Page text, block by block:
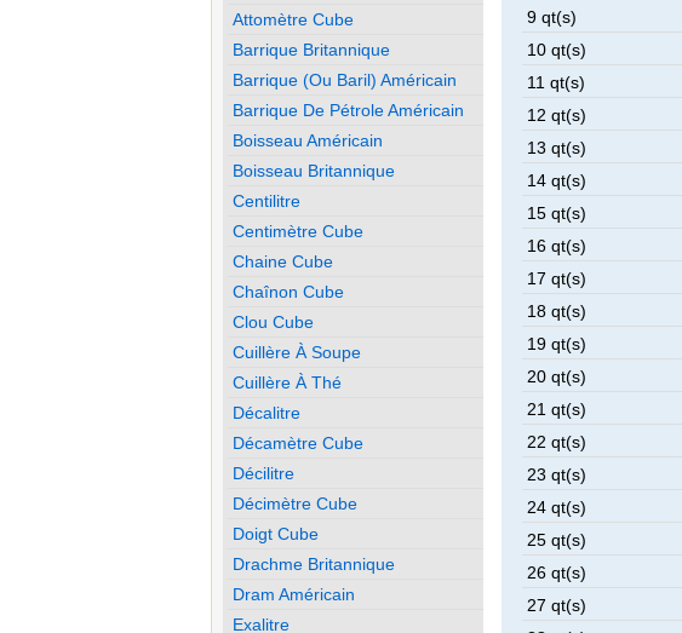
9 qt(s)
10 qt(s)
11 qt(s)
12 qt(s)
13 qt(s)
14 qt(s)
15 qt(s)
16 qt(s)
17 qt(s)
18 qt(s)
19 qt(s)
20 qt(s)
21 qt(s)
22 qt(s)
23 qt(s)
24 qt(s)
25 qt(s)
26 qt(s)
27 qt(s)
Attomètre Cube
Barrique Britannique
Barrique (ou Baril) Américain
Barrique De Pétrole Américain
Boisseau Américain
Boisseau Britannique
Centilitre
Centimètre Cube
Chaine Cube
Chaînon Cube
Clou Cube
Cuillère À Soupe
Cuillère À Thé
Décalitre
Décamètre Cube
Décilitre
Décimètre Cube
Doigt Cube
Drachme Britannique
Dram Américain
Exalitre